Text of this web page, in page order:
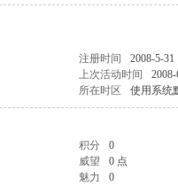
注册时间
2008-5-31
上次活动时间
所在时区 使用系统
积分
0
威望
0 点
魅力
0